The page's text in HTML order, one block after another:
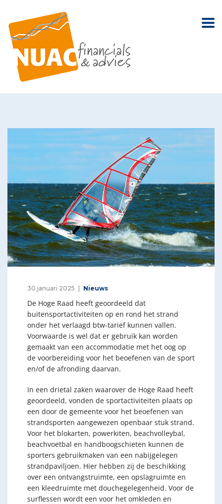
30 januari 2025 Nieuws
De Hoge Raad heeft geoordeeld dat
buitensportactiviteiten op en rond het strand
onder het verlaagd btw-tarief kunnen vallen.
Voorwaarde is wel dat er gebruik kan worden
gemaakt van een accommodatie met het oog op
de voorbereiding voor het beoefenen van de sport
en/of de afronding daarvan.
In een drietal zaken waarover de Hoge Raad heeft
geoordeeld, vonden de sportactiviteiten plaats op
een door de gemeente voor het beoefenen van
strandsporten aangewezen openbaar stuk strand.
Voor het blokarten, powerkiten, beachvolleybal,
beachvoetbal en handboogschieten kunnen de
sporters gebruikmaken van een nabijgelegen
strandpaviljoen. Hier hebben zij de beschikking
over een ontvangstruimte, een opslagruimte en
een kleedruimte met douchegelegenheid. Voor de
surflessen wordt een voor het omkleden en